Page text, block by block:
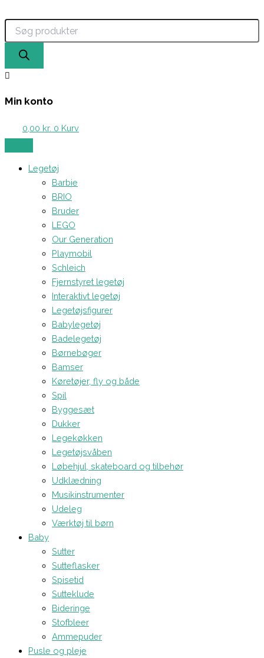
til
indholdet
search
Min konto
0,00 kr. 0 Kurv
Legetøj
Barbie
BRIO
Bruder
LEGO
Our Generation
Playmobil
Schleich
Fjernstyret legetøj
Interaktivt legetøj
Legetøjsfigurer
Babylegetøj
Badelegetøj
Børnebøger
Bamser
Køretøjer, fly og både
Spil
Byggesæt
Dukker
Legekøkken
Legetøjsvåben
Løbehjul, skateboard og tilbehør
Udklædning
Musikinstrumenter
Udeleg
Værktøj til børn
Baby
Sutter
Sutteflasker
Spisetid
Sutteklude
Bideringe
Stofbleer
Ammepuder
Pusle og pleje
Fashionistas
Ken
dukke
212)